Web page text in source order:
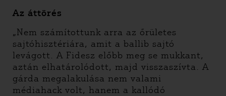
Az áttörés
„Nem számítottunk arra az őrületes
sajtóhisztériára, amit a ballib sajtó
levágott. A Fidesz előbb meg se mukkant,
aztán elhatárolódott, majd visszaszívta. A
gárda megalakulása nem valami
médiahack volt, hanem a kallódó